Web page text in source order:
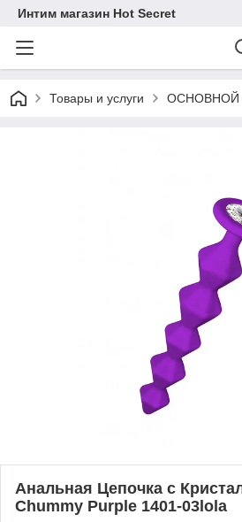
Интим магазин Hot Secret
Товары и услуги ОСНОВНОЙ
Анальная Цепочка с
Chummy Purple 1401-03lola